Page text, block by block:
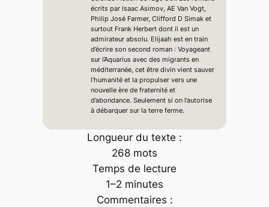
écrits par Isaac Asimov, AE Van Vogt,
Philip José Farmer, Clifford D Simak et
surtout Frank Herbert dont il est un
admirateur absolu. Elijaah est en train
d’écrire son second roman : Voyageant
sur l’Aquarius avec des migrants en
méditerranée, cet être divin vient sauver
l’humanité et la propulser vers une
nouvelle ère de fraternité et
d’abondance. Seulement si on l’autorise
à débarquer sur la terre ferme.
Longueur du texte :
268 mots
Temps de lecture
1–2 minutes
Commentaires :